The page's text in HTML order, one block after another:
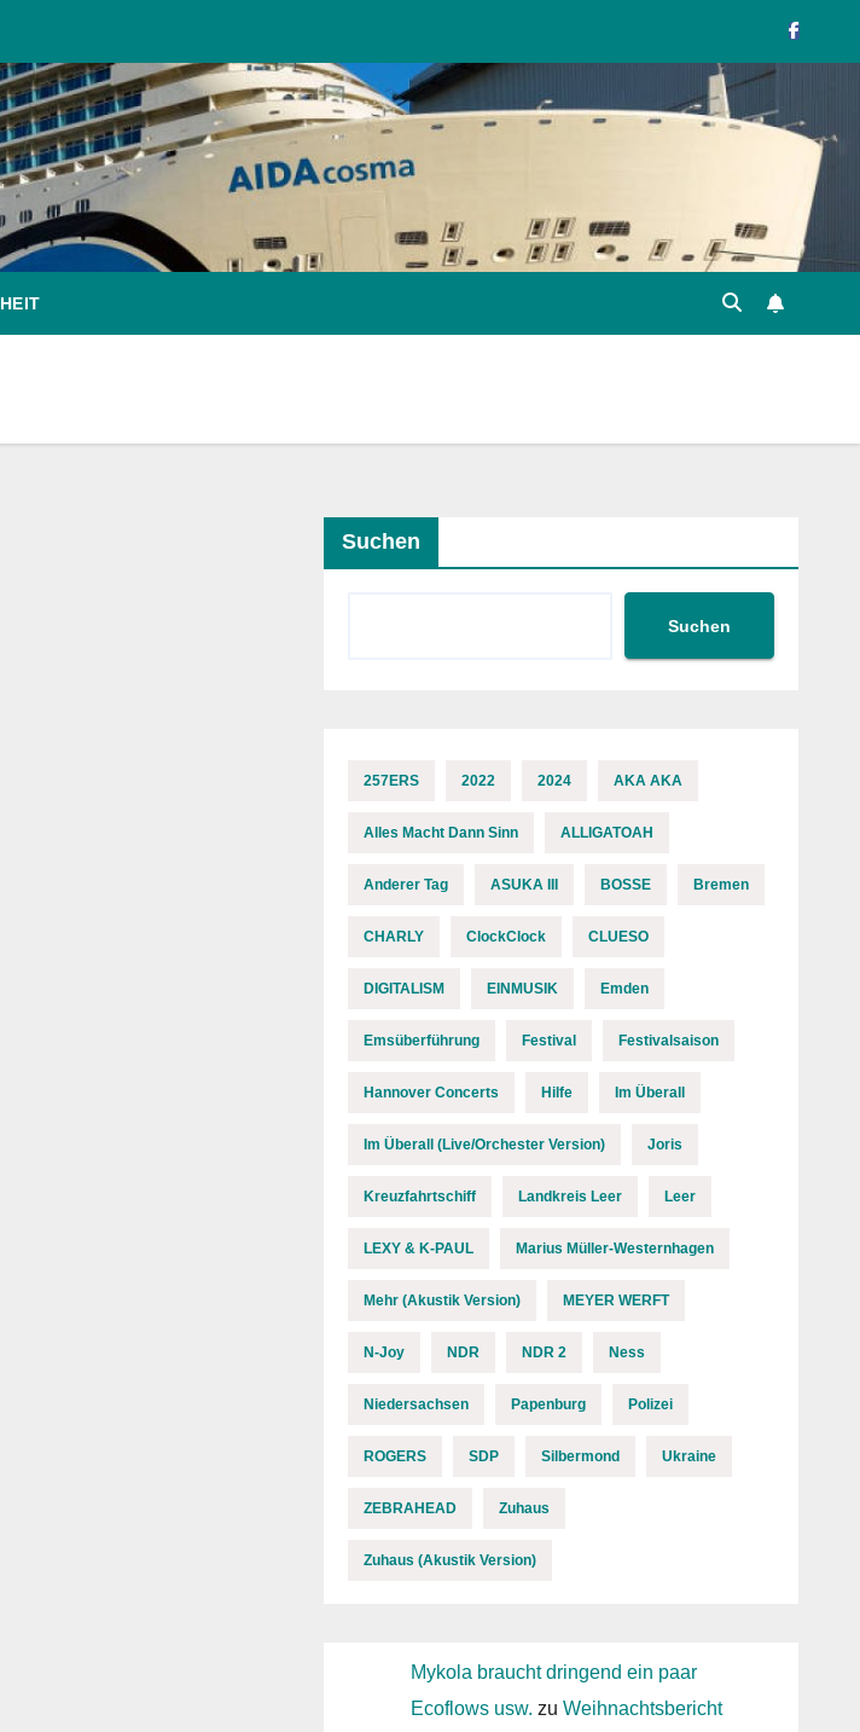
Suchen
Suchen
257ERS 2022 2024 AKA AKA
Alles Macht Dann Sinn ALLIGATOAH
Anderer Tag ASUKA III BOSSE Bremen
CHARLY ClockClock CLUESO
DIGITALISM EINMUSIK Emden
Emsüberführung Festival Festivalsaison
Hannover Concerts Hilfe Im Überall
Im Überall (Live/Orchester Version) Joris
Kreuzfahrtschiff Landkreis Leer Leer
LEXY & K-PAUL Marius Müller-Westernhagen
Mehr (Akustik Version) MEYER WERFT
N-Joy NDR NDR 2 Ness
Niedersachsen Papenburg Polizei
ROGERS SDP Silbermond Ukraine
ZEBRAHEAD Zuhaus
Zuhaus (Akustik Version)
Mykola braucht dringend ein paar
Ecoflows usw. zuWeihnachtsbericht